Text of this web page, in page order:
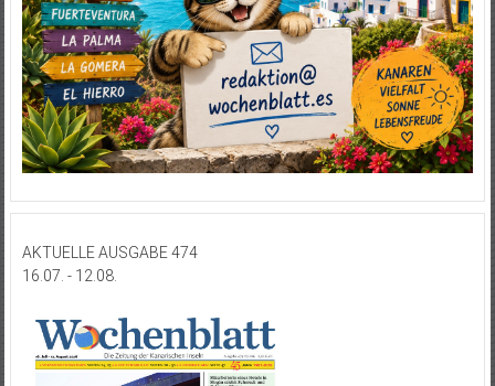
AKTUELLE AUSGABE 474
16.07. - 12.08.